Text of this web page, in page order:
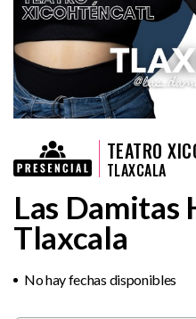
TEATRO
TLAXCALA
Las Damitas
Tlaxcala
No hay fechas disponibles